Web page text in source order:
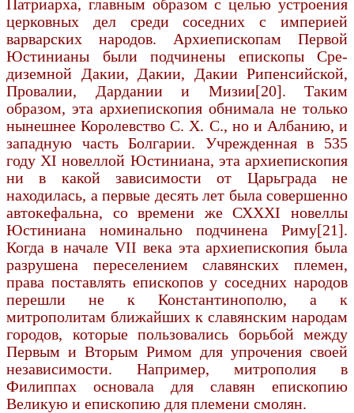
Патриарха, главным образом с целью устроения
церковных дел среди соседних с империей
варварских народов. Архиепископам Первой
Юстинианы были подчинены епископы Сре­
диземной Дакии, Дакии, Дакии Рипенсийской,
Провалии, Дардании и Мизии[20]. Таким
образом, эта архиепископия обнимала не только
нынешнее Ко­ролевство С. X. С., но и Албанию, и
западную часть Болгарии. Учрежденная в 535
году XI новеллой Юстиниана, эта архиепископия
ни в какой зави­симости от Царьграда не
находилась, а первые десять лет была совершенно
автокефальна, со времени же СХХХІ новеллы
Юстиниана номинально подчинена Риму[21].
Когда в начале VII века эта архиепископия была
разрушена переселе­нием славянских племен,
права поставлять епископов у соседних народов
перешли не к Константинополю, а к
митрополитам ближай­ших к славянским народам
городов, которые пользовались борьбой между
Первым и Вторым Римом для упрочения своей
независимости. Например, митрополия в
Филиппах основала для славян епископию
Великую и епископию для племени смолян.